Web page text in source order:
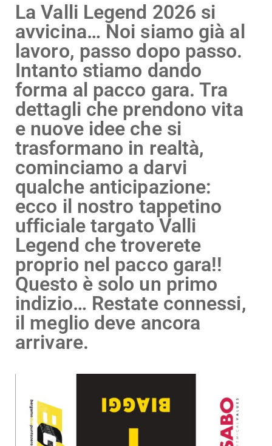
La Valli Legend 2026 si
avvicina… Noi siamo già al
lavoro, passo dopo passo.
Intanto stiamo dando
forma al pacco gara. Tra
dettagli che prendono vita
e nuove idee che si
trasformano in realtà,
cominciamo a darvi
qualche anticipazione:
ecco il nostro tappetino
ufficiale targato Valli
Legend che troverete
proprio nel pacco gara!!
Questo è solo un primo
indizio… Restate connessi,
il meglio deve ancora
arrivare.